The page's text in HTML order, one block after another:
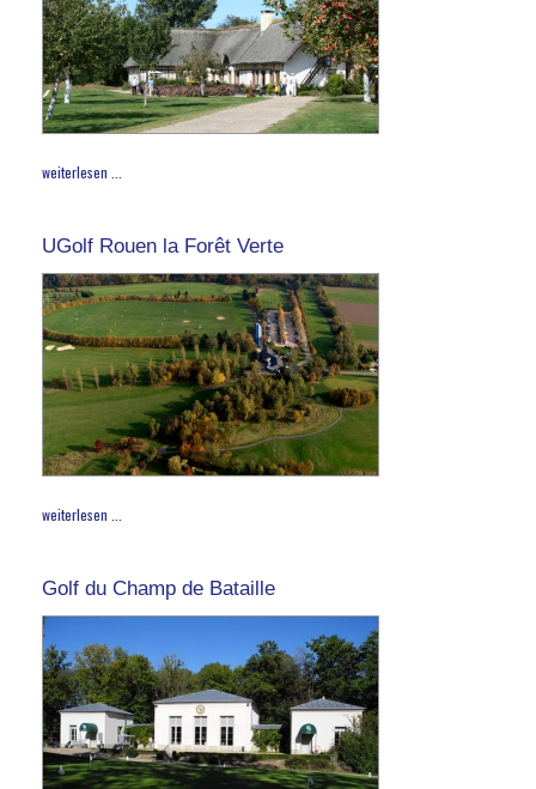
weiterlesen ...
UGolf Rouen la Forêt Verte
weiterlesen ...
Golf du Champ de Bataille